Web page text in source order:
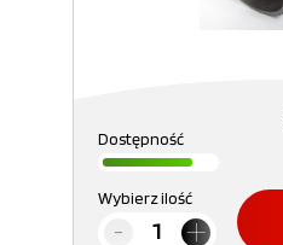
Dostępność
Wybierz ilość